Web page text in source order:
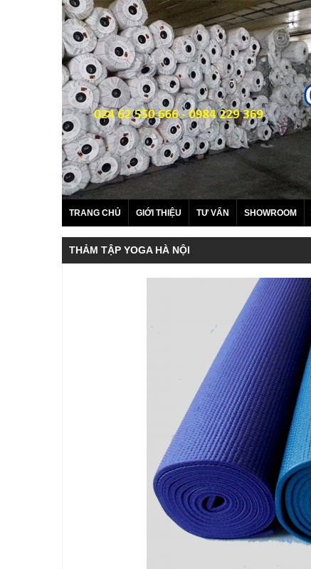
TRANG CHỦ GIỚI THIỆU TƯ VẤN SHOWROOM
THẢM TẬP YOGA HÀ NỘI